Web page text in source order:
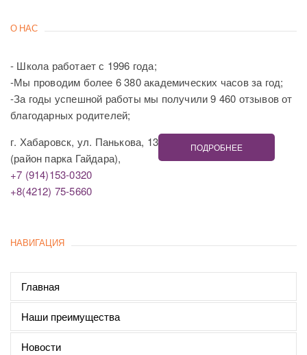
О НАС
- Школа работает с 1996 года;
-Мы проводим более 6 380 академических часов за год;
-За годы успешной работы мы получили 9 460 отзывов от
благодарных родителей;
г. Хабаровск, ул. Панькова, 13
(район парка Гайдара),
+7 (914)153-0320
+8(4212) 75-5660
ПОДРОБНЕЕ
НАВИГАЦИЯ
Главная
Наши преимущества
Новости